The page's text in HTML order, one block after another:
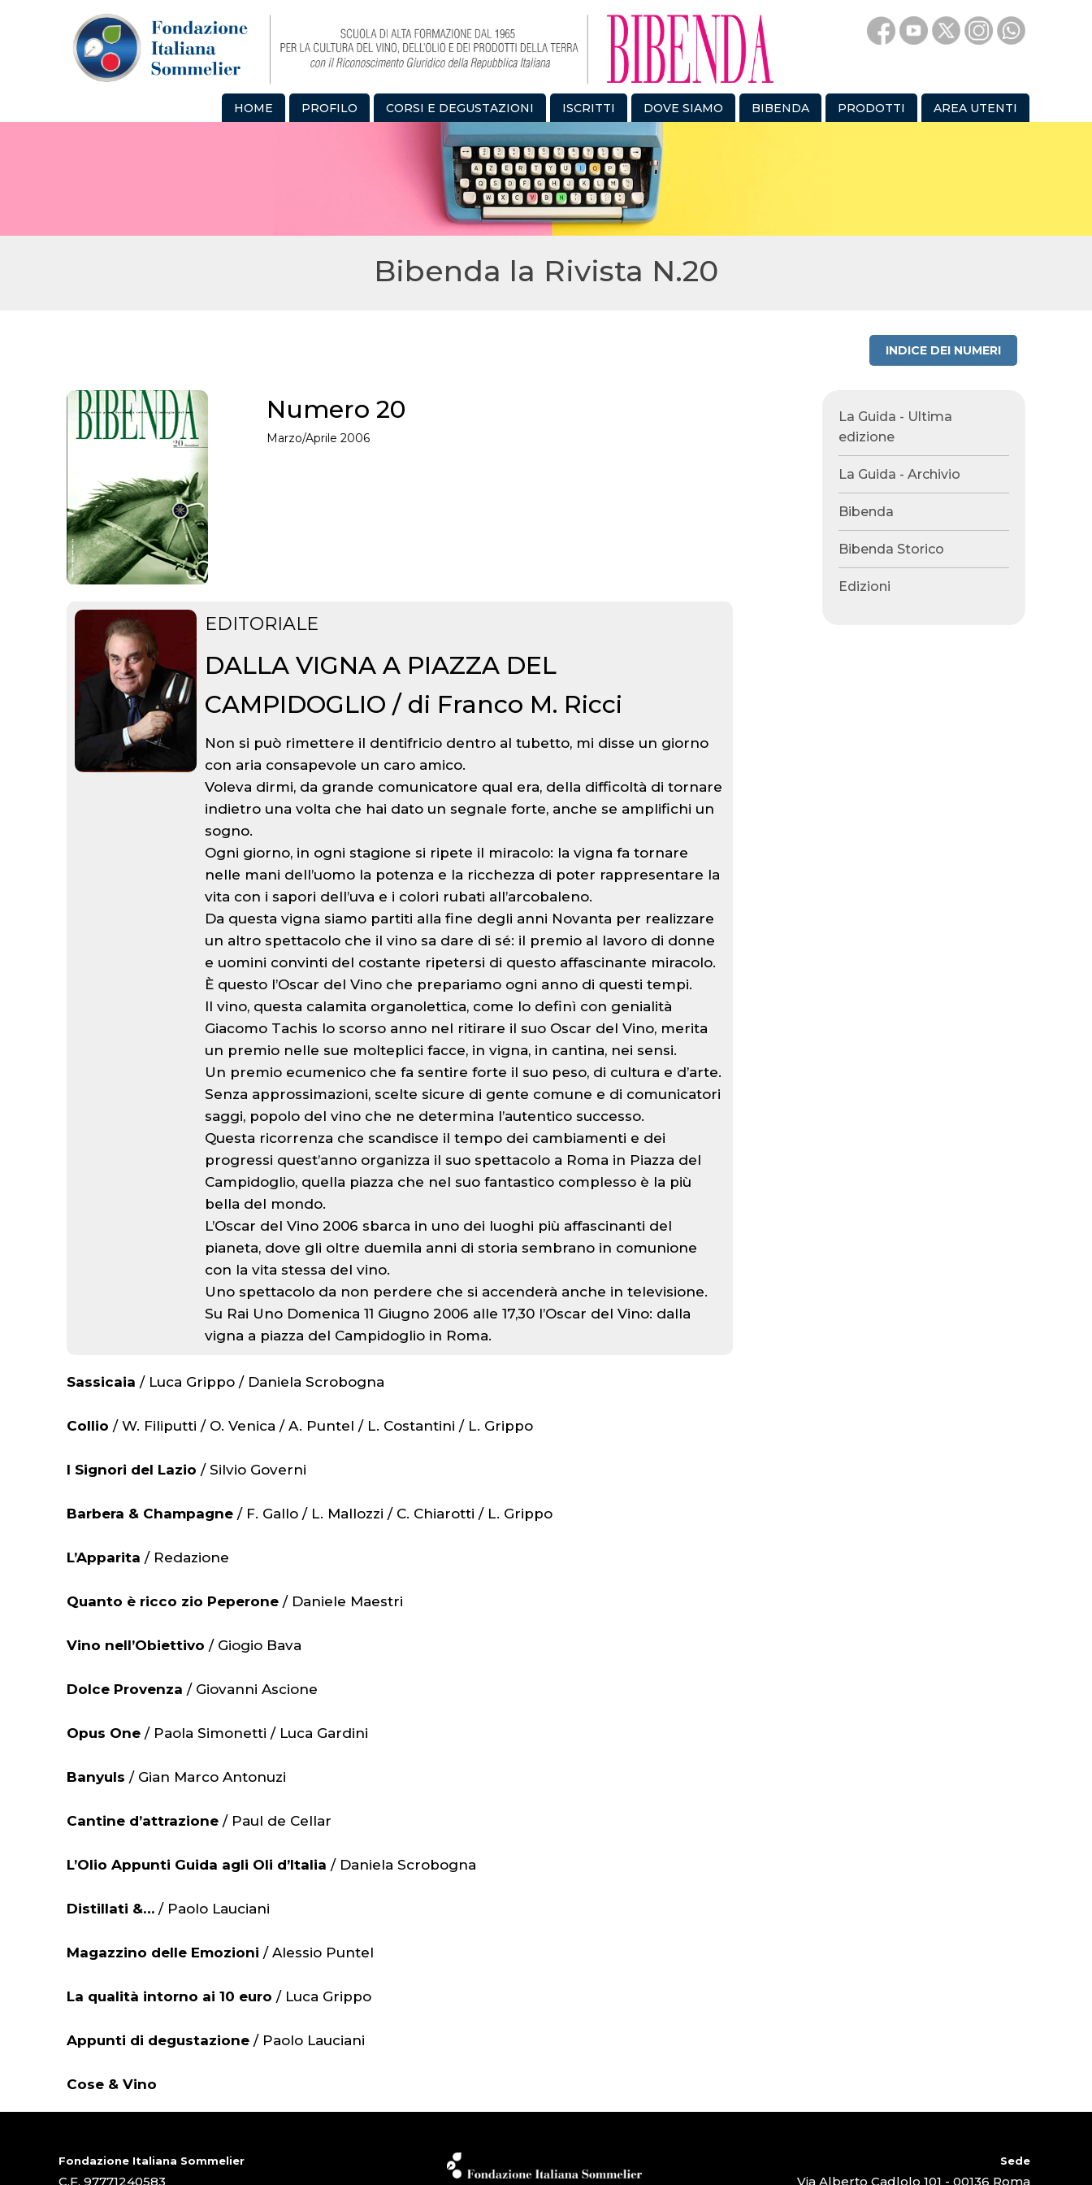
HOME PROFILO CORSI E DEGUSTAZIONI ISCRITTI DOVE SIAMO BIBENDA PRODOTTI AREA UTENTI
Bibenda la Rivista N.20
INDICE DEI NUMERI
Numero 20
Marzo/Aprile 2006
EDITORIALE
DALLA VIGNA A PIAZZA DEL
CAMPIDOGLIO / di Franco M. Ricci
Non si può rimettere il dentifricio dentro al tubetto, mi disse un giorno
con aria consapevole un caro amico.
Voleva dirmi, da grande comunicatore qual era, della difficoltà di tornare
indietro una volta che hai dato un segnale forte, anche se amplifichi un
sogno.
Ogni giorno, in ogni stagione si ripete il miracolo: la vigna fa tornare
nelle mani dell’uomo la potenza e la ricchezza di poter rappresentare la
vita con i sapori dell’uva e i colori rubati all’arcobaleno.
Da questa vigna siamo partiti alla fine degli anni Novanta per realizzare
un altro spettacolo che il vino sa dare di sé: il premio al lavoro di donne
e uomini convinti del costante ripetersi di questo affascinante miracolo.
È questo l’Oscar del Vino che prepariamo ogni anno di questi tempi.
Il vino, questa calamita organolettica, come lo definì con genialità
Giacomo Tachis lo scorso anno nel ritirare il suo Oscar del Vino, merita
un premio nelle sue molteplici facce, in vigna, in cantina, nei sensi.
Un premio ecumenico che fa sentire forte il suo peso, di cultura e d’arte.
Senza approssimazioni, scelte sicure di gente comune e di comunicatori
saggi, popolo del vino che ne determina l’autentico successo.
Questa ricorrenza che scandisce il tempo dei cambiamenti e dei
progressi quest’anno organizza il suo spettacolo a Roma in Piazza del
Campidoglio, quella piazza che nel suo fantastico complesso è la più
bella del mondo.
L’Oscar del Vino 2006 sbarca in uno dei luoghi più affascinanti del
pianeta, dove gli oltre duemila anni di storia sembrano in comunione
con la vita stessa del vino.
Uno spettacolo da non perdere che si accenderà anche in televisione.
Su Rai Uno Domenica 11 Giugno 2006 alle 17,30 l’Oscar del Vino: dalla
vigna a piazza del Campidoglio in Roma.
Sassicaia / Luca Grippo / Daniela Scrobogna
Collio / W. Filiputti / O. Venica / A. Puntel / L. Costantini / L. Grippo
I Signori del Lazio / Silvio Governi
Barbera & Champagne / F. Gallo / L. Mallozzi / C. Chiarotti / L. Grippo
L’Apparita / Redazione
Quanto è ricco zio Peperone / Daniele Maestri
Vino nell’Obiettivo / Giogio Bava
Dolce Provenza / Giovanni Ascione
Opus One / Paola Simonetti / Luca Gardini
Banyuls / Gian Marco Antonuzi
Cantine d’attrazione / Paul de Cellar
L’Olio Appunti Guida agli Oli d’Italia / Daniela Scrobogna
Distillati &… / Paolo Lauciani
Magazzino delle Emozioni / Alessio Puntel
La qualità intorno ai 10 euro / Luca Grippo
Appunti di degustazione / Paolo Lauciani
Cose & Vino
La Guida - Ultima
edizione
La Guida - Archivio
Bibenda
Bibenda Storico
Edizioni
Fondazione Italiana Sommelier
C.F. 97771240583
Sede
Via Alberto Cadlolo 101 - 00136 Roma